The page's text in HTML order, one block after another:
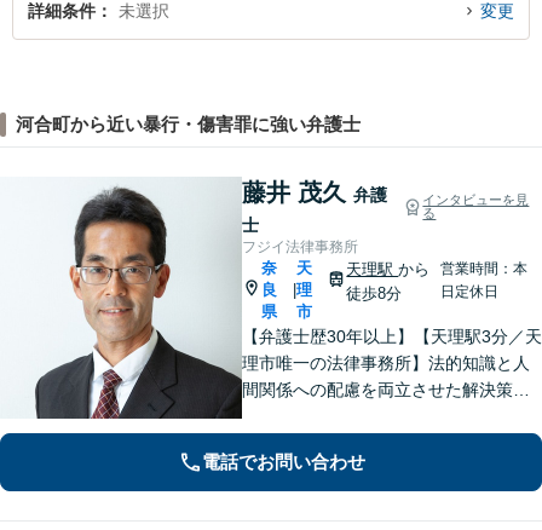
詳細条件 未選択 変更
河合町から近い暴行・傷害罪に強い弁護士
藤井 茂久 弁護
士
インタビューを見
る
フジイ法律事務所
奈
良
県
天
理
市
天理駅から
徒歩8分
営業時間：本
日定休日
【弁護士歴30年以上】【天理駅3分／天
理市唯一の法律事務所】法的知識と人
間関係への配慮を両立させた解決策を
法書士・不動産鑑定士など」相続に関
わる問題を総合的に解決へ導きます
電話でお問い合わせ